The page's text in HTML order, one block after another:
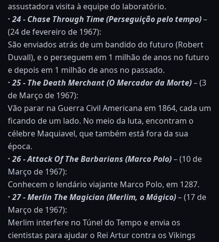
assustadora visita à equipe do laboratório.
· 24 - Chase Through Time (Perseguição pelo tempo)–
(24 de fevereiro de 1967):
São enviados atrás de um bandido do futuro (Robert
Duvall), e o perseguem em 1 milhão de anos no futuro
e depois em 1 milhão de anos no passado.
· 25 - The Death Merchant (O Mercador da Morte)– (3
de Março de 1967):
Vão parar na Guerra Civil Americana em 1864, cada um
ficando de um lado. No meio da luta, encontram o
célebre Maquiavel, que também está fora da sua
época.
· 26 - Attack Of The Barbarians (Marco Polo)– (10 de
Março de 1967):
Conhecem o lendário viajante Marco Polo, em 1287.
· 27 - Merlin The Magician (Merlim, o Mágico)– (17 de
Março de 1967):
Merlim interfere no Túnel do Tempo e envia os
cientistas para ajudar o Rei Artur contra os Vikings